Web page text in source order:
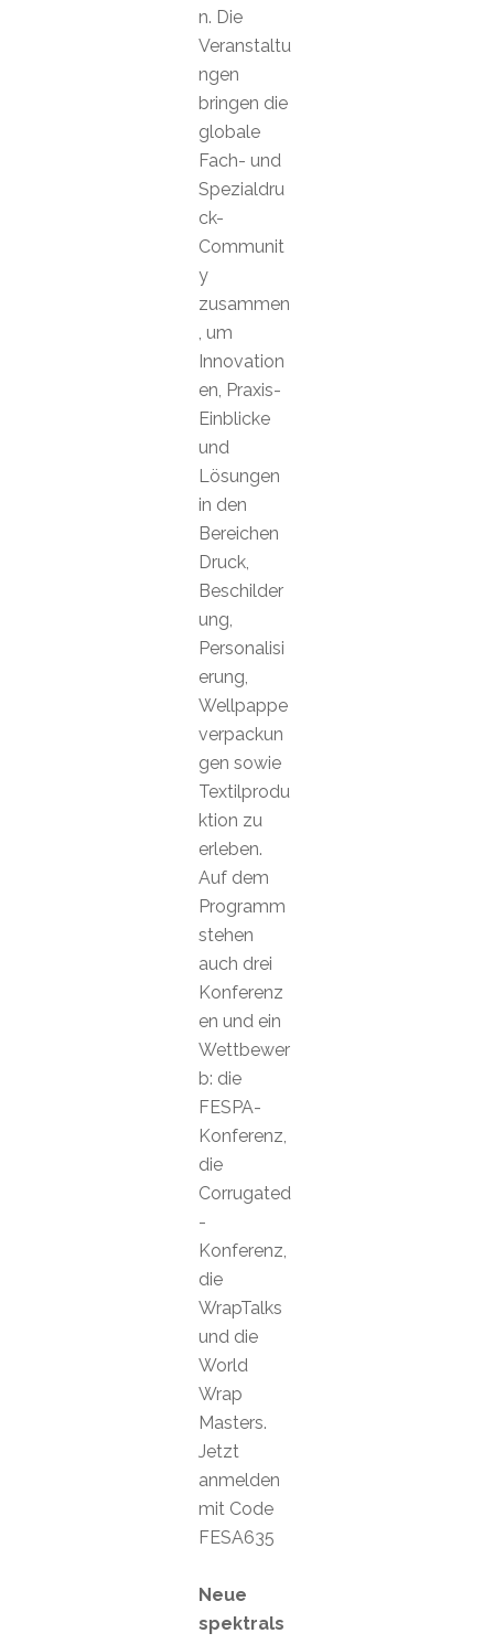
n. Die
Veranstaltu
ngen
bringen die
globale
Fach- und
Spezialdru
ck-
Communit
y
zusammen
, um
Innovation
en, Praxis-
Einblicke
und
Lösungen
in den
Bereichen
Druck,
Beschilder
ung,
Personalisi
erung,
Wellpappe
verpackun
gen sowie
Textilprodu
ktion zu
erleben.
Auf dem
Programm
stehen
auch drei
Konferenz
en und ein
Wettbewer
b: die
FESPA-
Konferenz,
die
Corrugated
-
Konferenz,
die
WrapTalks
und die
World
Wrap
Masters.
Jetzt
anmelden
mit Code
FESA635
Neue
spektrals